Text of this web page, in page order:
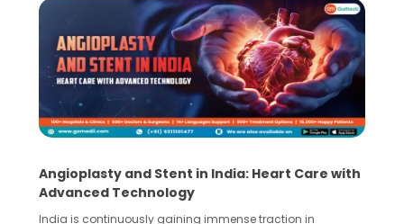
5 Essential Steps for Effective Human Sperm
Collection and Processing Methods
Human sperm collection and processing are critical steps